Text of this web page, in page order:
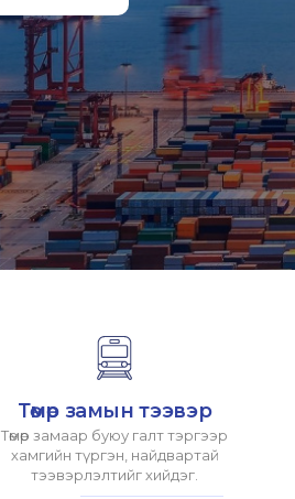
Төмөр замын тээвэр
Төмөр замаар буюу галт тэргээр
хамгийн түргэн, найдвартай
тээвэрлэлтийг хийдэг.